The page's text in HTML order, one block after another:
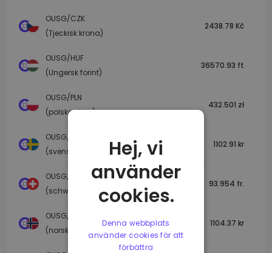
OUSG/CZK
(Tjeckisk krona)
2438.78 Kč
OUSG/HUF
(Ungersk forint)
36570.93 ft
OUSG/PLN
(polska zloty)
432.501 zł
OUSG/SEK
(svenska kronor)
1102.91 kr
OUSG/CHF
(schweizisk franc)
93.954 fr.
OUSG/NOK
(norsk krona)
1104.37 kr
Hej, vi
använder
cookies.
Denna webbplats
använder cookies för att
förbättra